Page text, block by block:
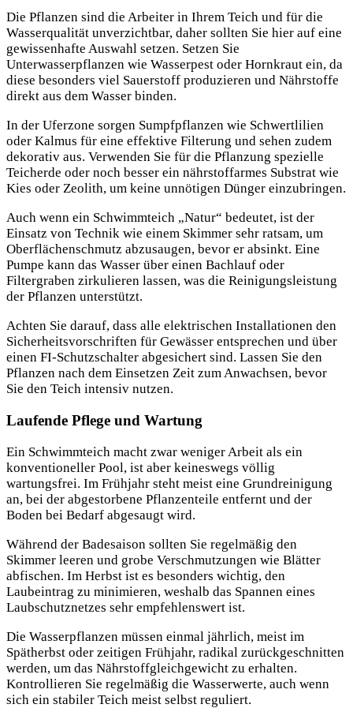
Die Pflanzen sind die Arbeiter in Ihrem Teich und für die
Wasserqualität unverzichtbar, daher sollten Sie hier auf eine
gewissenhafte Auswahl setzen. Setzen Sie
Unterwasserpflanzen wie Wasserpest oder Hornkraut ein, da
diese besonders viel Sauerstoff produzieren und Nährstoffe
direkt aus dem Wasser binden.
In der Uferzone sorgen Sumpfpflanzen wie Schwertlilien
oder Kalmus für eine effektive Filterung und sehen zudem
dekorativ aus. Verwenden Sie für die Pflanzung spezielle
Teicherde oder noch besser ein nährstoffarmes Substrat wie
Kies oder Zeolith, um keine unnötigen Dünger einzubringen.
Auch wenn ein Schwimmteich „Natur“ bedeutet, ist der
Einsatz von Technik wie einem Skimmer sehr ratsam, um
Oberflächenschmutz abzusaugen, bevor er absinkt. Eine
Pumpe kann das Wasser über einen Bachlauf oder
Filtergraben zirkulieren lassen, was die Reinigungsleistung
der Pflanzen unterstützt.
Achten Sie darauf, dass alle elektrischen Installationen den
Sicherheitsvorschriften für Gewässer entsprechen und über
einen FI-Schutzschalter abgesichert sind. Lassen Sie den
Pflanzen nach dem Einsetzen Zeit zum Anwachsen, bevor
Sie den Teich intensiv nutzen.
Laufende Pflege und Wartung
Ein Schwimmteich macht zwar weniger Arbeit als ein
konventioneller Pool, ist aber keineswegs völlig
wartungsfrei. Im Frühjahr steht meist eine Grundreinigung
an, bei der abgestorbene Pflanzenteile entfernt und der
Boden bei Bedarf abgesaugt wird.
Während der Badesaison sollten Sie regelmäßig den
Skimmer leeren und grobe Verschmutzungen wie Blätter
abfischen. Im Herbst ist es besonders wichtig, den
Laubeintrag zu minimieren, weshalb das Spannen eines
Laubschutznetzes sehr empfehlenswert ist.
Die Wasserpflanzen müssen einmal jährlich, meist im
Spätherbst oder zeitigen Frühjahr, radikal zurückgeschnitten
werden, um das Nährstoffgleichgewicht zu erhalten.
Kontrollieren Sie regelmäßig die Wasserwerte, auch wenn
sich ein stabiler Teich meist selbst reguliert.